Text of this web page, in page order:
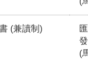
(兼讀制)
(